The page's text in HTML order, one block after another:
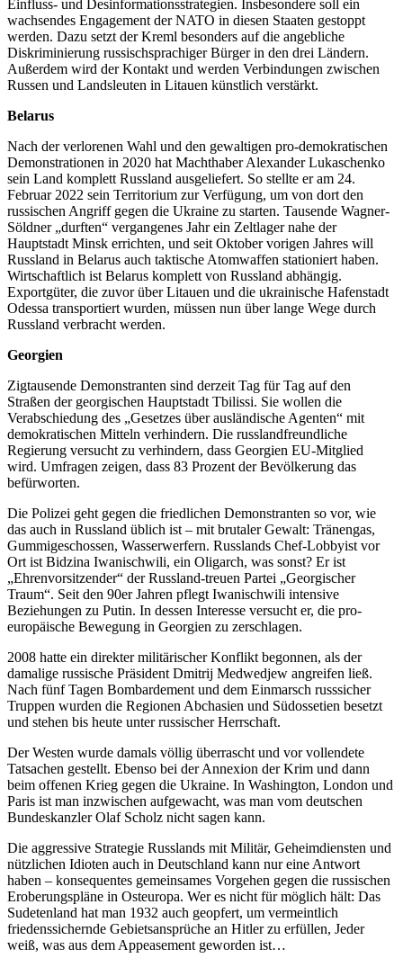
Einfluss- und Desinformationsstrategien. Insbesondere soll ein
wachsendes Engagement der NATO in diesen Staaten gestoppt
werden. Dazu setzt der Kreml besonders auf die angebliche
Diskriminierung russischsprachiger Bürger in den drei Ländern.
Außerdem wird der Kontakt und werden Verbindungen zwischen
Russen und Landsleuten in Litauen künstlich verstärkt.
Belarus
Nach der verlorenen Wahl und den gewaltigen pro-demokratischen
Demonstrationen in 2020 hat Machthaber Alexander Lukaschenko
sein Land komplett Russland ausgeliefert. So stellte er am 24.
Februar 2022 sein Territorium zur Verfügung, um von dort den
russischen Angriff gegen die Ukraine zu starten. Tausende Wagner-
Söldner „durften“ vergangenes Jahr ein Zeltlager nahe der
Hauptstadt Minsk errichten, und seit Oktober vorigen Jahres will
Russland in Belarus auch taktische Atomwaffen stationiert haben.
Wirtschaftlich ist Belarus komplett von Russland abhängig.
Exportgüter, die zuvor über Litauen und die ukrainische Hafenstadt
Odessa transportiert wurden, müssen nun über lange Wege durch
Russland verbracht werden.
Georgien
Zigtausende Demonstranten sind derzeit Tag für Tag auf den
Straßen der georgischen Hauptstadt Tbilissi. Sie wollen die
Verabschiedung des „Gesetzes über ausländische Agenten“ mit
demokratischen Mitteln verhindern. Die russlandfreundliche
Regierung versucht zu verhindern, dass Georgien EU-Mitglied
wird. Umfragen zeigen, dass 83 Prozent der Bevölkerung das
befürworten.
Die Polizei geht gegen die friedlichen Demonstranten so vor, wie
das auch in Russland üblich ist – mit brutaler Gewalt: Tränengas,
Gummigeschossen, Wasserwerfern. Russlands Chef-Lobbyist vor
Ort ist Bidzina Iwanischwili, ein Oligarch, was sonst? Er ist
„Ehrenvorsitzender“ der Russland-treuen Partei „Georgischer
Traum“. Seit den 90er Jahren pflegt Iwanischwili intensive
Beziehungen zu Putin. In dessen Interesse versucht er, die pro-
europäische Bewegung in Georgien zu zerschlagen.
2008 hatte ein direkter militärischer Konflikt begonnen, als der
damalige russische Präsident Dmitrij Medwedjew angreifen ließ.
Nach fünf Tagen Bombardement und dem Einmarsch russsicher
Truppen wurden die Regionen Abchasien und Südossetien besetzt
und stehen bis heute unter russischer Herrschaft.
Der Westen wurde damals völlig überrascht und vor vollendete
Tatsachen gestellt. Ebenso bei der Annexion der Krim und dann
beim offenen Krieg gegen die Ukraine. In Washington, London und
Paris ist man inzwischen aufgewacht, was man vom deutschen
Bundeskanzler Olaf Scholz nicht sagen kann.
Die aggressive Strategie Russlands mit Militär, Geheimdiensten und
nützlichen Idioten auch in Deutschland kann nur eine Antwort
haben – konsequentes gemeinsames Vorgehen gegen die russischen
Eroberungspläne in Osteuropa. Wer es nicht für möglich hält: Das
Sudetenland hat man 1932 auch geopfert, um vermeintlich
friedenssichernde Gebietsansprüche an Hitler zu erfüllen, Jeder
weiß, was aus dem Appeasement geworden ist…